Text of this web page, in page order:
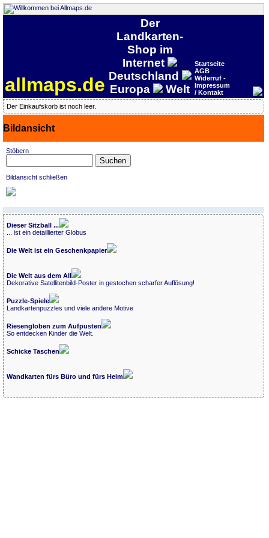
allmaps.de
Der
Landkarten-
Shop im
Internet
Deutschland
Europa
Welt
Startseite
AGB
Widerruf -
Impressum
/ Kontakt
Der Einkaufskorb ist noch leer.
Bildansicht
Stöbern
Bildansicht schließen
Dieser Sitzball ...
... ist ein detaillierter Globus
Die Welt ist ein Geschenkpapier
Die Welt aus dem All
Dekorative Satellitenbild-Poster in gestochen scharfer Auflösung!
Puzzle-Spiele
Landkartenpuzzles und viele andere Motive
Riesengloben zum Aufpusten
So entdecken Kinder die Welt.
Schicke Taschen
Wandkarten fürs Büro und fürs Heim